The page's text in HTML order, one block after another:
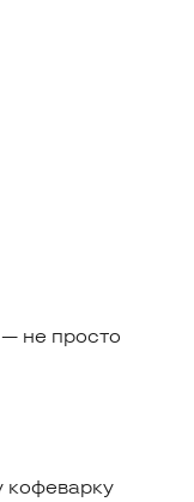
не просто
кофеварку